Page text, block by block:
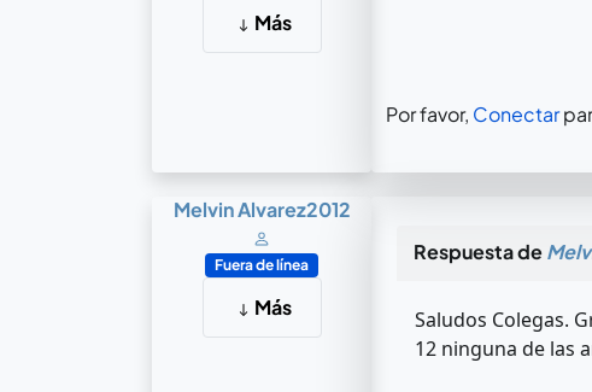
Más
Por favor, Conectar
Melvin Alvarez2012
Fuera de línea
Más
Respuesta de
Saludos Colegas.
12 ninguna de las